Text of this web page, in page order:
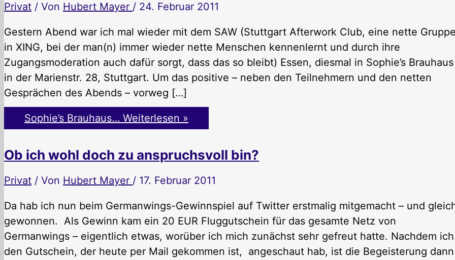
Privat / Von Hubert Mayer / 24. Februar 2011
Gestern Abend war ich mal wieder mit dem SAW (Stuttgart Afterwork Club, eine nette
in XING, bei der man(n) immer wieder nette Menschen kennenlernt und durch ihre
Zugangsmoderation auch dafür sorgt, dass das so bleibt) Essen, diesmal in Sophie’s Brauhaus
in der Marienstr. 28, Stuttgart. Um das positive – neben den Teilnehmern und den netten
Gesprächen des Abends – vorweg […]
Sophie’s Brauhaus… Weiterlesen »
Ob ich wohl doch zu anspruchsvoll bin?
Privat / Von Hubert Mayer / 17. Februar 2011
Da hab ich nun beim Germanwings-Gewinnspiel auf Twitter erstmalig mitgemacht – und
gewonnen. Als Gewinn kam ein 20 EUR Fluggutschein für das gesamte Netz von
Germanwings – eigentlich etwas, worüber ich mich zunächst sehr gefreut hatte. Nachdem ich
den Gutschein, der heute per Mail gekommen ist, angeschaut hab, ist die Begeisterung dann